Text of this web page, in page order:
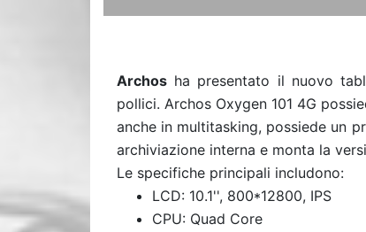
Archos ha presentato il nuovo
pollici. Archos Oxygen 101 4G
anche in multitasking, possiede un
archiviazione interna e monta la
Le specifiche principali includono:
LCD: 10.1'', 800*12800, IPS
CPU: Quad Core